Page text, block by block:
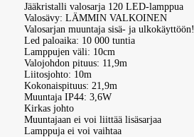
Jääkristalli valosarja 120 LED-lamppua
Valosävy: LÄMMIN VALKOINEN
Valosarjan muuntaja sisä- ja ulkokäyttöön!
Led paloaika: 10 000 tuntia
Lamppujen väli: 10cm
Valojohdon pituus: 11,9m
Liitosjohto: 10m
Kokonaispituus: 21,9m
Muuntaja IP44: 3,6W
Kirkas johto
Muuntajaan ei voi liittää lisäsarjaa
Lamppuja ei voi vaihtaa